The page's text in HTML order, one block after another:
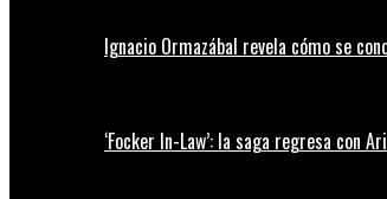
Ignacio Ormazábal revela cómo se
‘Focker In-Law’: la saga regresa con